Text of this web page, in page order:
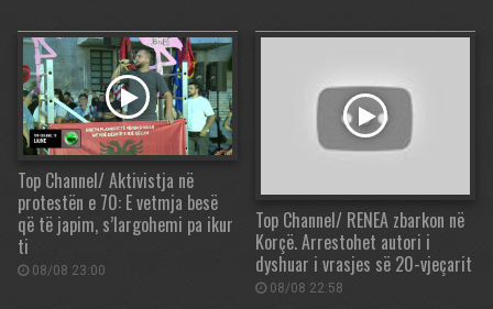
Top Channel/ Aktivistja në
protestën e 70: E vetmja besë
që të japim, s’largohemi pa ikur
ti
08/08 23:00
Top Channel/ RENEA zbarkon në
Korçë. Arrestohet autori i
dyshuar i vrasjes së 20-vjeçarit
08/08 22:58